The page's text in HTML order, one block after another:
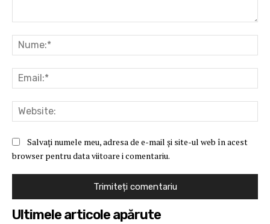
Salvați numele meu, adresa de e-mail și site-ul web în acest
browser pentru data viitoare i comentariu.
Ultimele articole apărute